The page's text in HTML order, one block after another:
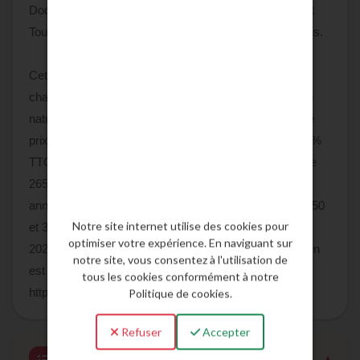
Dodon, 20 km de Samatan, et 55 minutes de l'aéroport
Toulouse-Blagnac ainsi que du pôle aéronautique Airbus.
Cette maison séduira les amateurs d'authenticité et de
charme de l'ancien, en quête de calme, d'espace et de
nature, tout en restant à proximité des commodités. Le
prix du bien net vendeur est de 253 000,00 € plus 4,74%
TTC d'honoraires charge acquéreur soit un prix total de
265 000,00 euros. Montant estimé des dépenses
annuelles d'énergie pour un usage standard : entre 2 550
et 3 490 euros. Prix moyens des énergies indexés en
2024. Les informations sur les risques auxquels ce bien
est exposé sont disponibles sur le site Géorisques :
https://www.georisques.gouv.fr
Notre site internet utilise des cookies pour
optimiser votre expérience. En naviguant sur
notre site, vous consentez à l'utilisation de
tous les cookies conformément à notre
Politique de cookies.
Refuser Accepter